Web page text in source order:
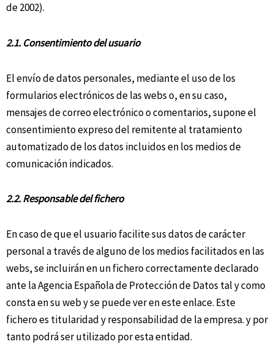
de 2002).
2.1. Consentimiento del usuario
El envío de datos personales, mediante el uso de los
formularios electrónicos de las webs o, en su caso,
mensajes de correo electrónico o comentarios, supone el
consentimiento expreso del remitente al tratamiento
automatizado de los datos incluidos en los medios de
comunicación indicados.
2.2. Responsable del fichero
En caso de que el usuario facilite sus datos de carácter
personal a través de alguno de los medios facilitados en las
webs, se incluirán en un fichero correctamente declarado
ante la Agencia Española de Protección de Datos tal y como
consta en su web y se puede ver en este enlace. Este
fichero es titularidad y responsabilidad de la empresa. y por
tanto podrá ser utilizado por esta entidad.